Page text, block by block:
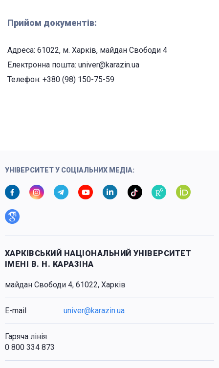
Прийом документів:
Адреса: 61022, м. Харків, майдан Свободи 4
Електронна пошта: univer@karazin.ua
Телефон: +380 (98) 150-75-59
УНІВЕРСИТЕТ У СОЦІАЛЬНИХ МЕДІА:
ХАРКІВСЬКИЙ НАЦІОНАЛЬНИЙ УНІВЕРСИТЕТ
ІМЕНІ В. Н. КАРАЗІНА
майдан Свободи 4, 61022, Харків
E-mail univer@karazin.ua
Гаряча лінія
0 800 334 873